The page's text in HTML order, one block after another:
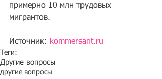
примерно 10 млн трудовых
мигрантов.
Источник: kommersant.ru
Теги:
Другие вопросы
другие вопросы